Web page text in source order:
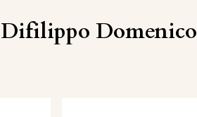
Difilippo Domenico